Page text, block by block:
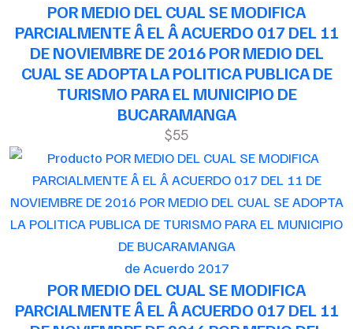
POR MEDIO DEL CUAL SE MODIFICA
PARCIALMENTE Â EL Â ACUERDO 017 DEL 11
DE NOVIEMBRE DE 2016 POR MEDIO DEL
CUAL SE ADOPTA LA POLITICA PUBLICA DE
TURISMO PARA EL MUNICIPIO DE
BUCARAMANGA
$55
de Acuerdo 2017
POR MEDIO DEL CUAL SE MODIFICA
PARCIALMENTE Â EL Â ACUERDO 017 DEL 11